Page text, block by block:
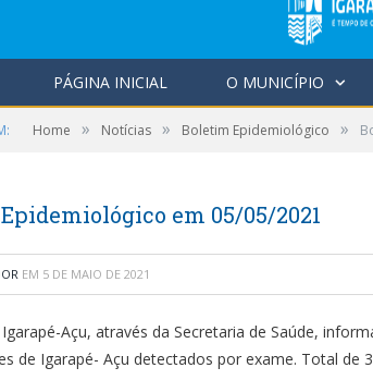
PÁGINA INICIAL O MUNICÍPIO
Home » Notícias » Boletim Epidemiológico »
em 05/05/2021
EM 5 DE MAIO DE 2021
Açu, através da Secretaria de Saúde,
de Igarapé- Açu detectados por exame. Total de